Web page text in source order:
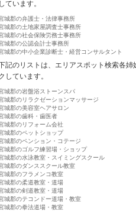
しています。
城郡の弁護士・法律事務所
城郡の土地家屋調査士事務所
城郡の社会保険労務士事務所
城郡の公認会計士事務所
城郡の中小企業診断士・経営コンサルタント
記のリストは、エリアスポット検索各
しています。
城郡の岩盤浴ストーンスパ
城郡のリラクゼーションマッサージ
城郡の美容室ヘアサロン
城郡の歯科・歯医者
城郡のリフォーム会社
城郡のペットショップ
城郡のペンション・コテージ
城郡のゴルフ練習場・ショップ
城郡の水泳教室・スイミングスクール
城郡のダンススクール教室
城郡のフラメンコ教室
城郡の柔道教室・道場
城郡の剣道教室・道場
城郡のテコンドー道場・教室
城郡の拳法道場・教室